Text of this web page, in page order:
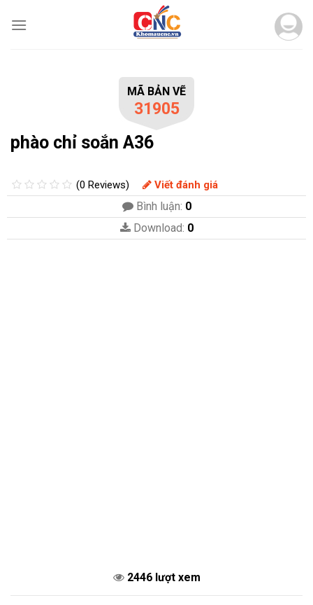
MÃ BẢN VẼ
31905
phào chỉ soắn A36
(0 Reviews) Viết đánh giá
Bình luận: 0
Download: 0
2446 lượt xem